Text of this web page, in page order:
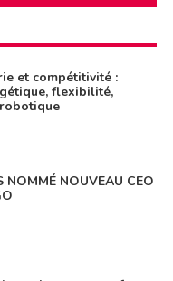
et compétitivité :
flexibilité,
NOMMÉ NOUVEAU CEO